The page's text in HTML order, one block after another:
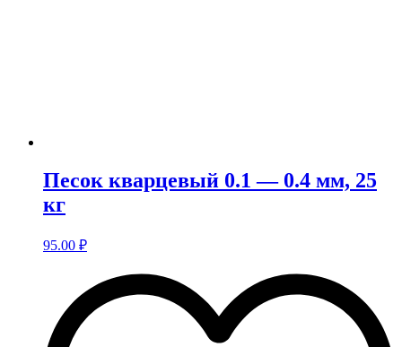
Песок кварцевый 0.1 — 0.4 мм, 25
кг
95.00 ₽